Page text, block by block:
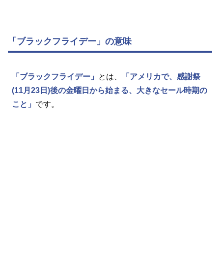
「ブラックフライデー」の意味
「ブラックフライデー」 とは、
「アメリカで、感謝祭
(11月23日)後の金曜日から始まる、大きなセール時期の
こと」 です。